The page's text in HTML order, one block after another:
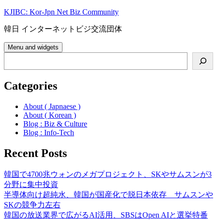
Skip
content
KJIBC: Kor-Jpn Net Biz Community
韓日 インターネットビジ交流団体
Menu and widgets
Categories
About ( Japnaese )
About ( Korean )
Blog : Biz & Culture
Blog : Info-Tech
Recent Posts
韓国で4700兆ウォンのメガプロジェクト、SKやサムスンが3
分野に集中投資
半導体向け超純水、韓国が国産化で脱日本依存 サムスンや
SKの競争力左右
韓国の放送業界で広がるAI活用、SBSはOpen AIと選挙特番